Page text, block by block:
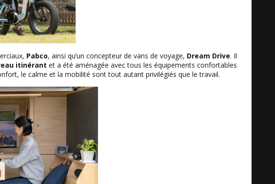
Pabco, ainsi qu’un concepteur de vans de voyage, Dream Drive. Il
itinérant et a été aménagée avec tous les équipements confortables
le calme et la mobilité sont tout autant privilégiés que le travail.